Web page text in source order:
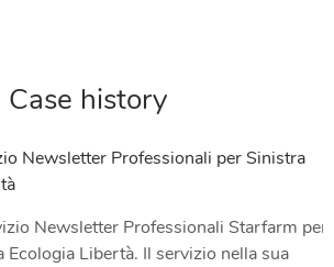
Case history
Professionali per Sinistra
Professionali Starfarm per il
Libertà. Il servizio nella sua